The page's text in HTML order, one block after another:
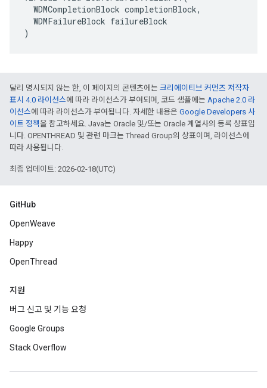
  WDMCompletionBlock completionBlock,
  WDMFailureBlock failureBlock
)
달리 명시되지 않는 한, 이 페이지의 콘텐츠에는 크리에이티브 커먼즈 저작자
표시 4.0 라이선스에 따라 라이선스가 부여되며, 코드 샘플에는 Apache 2.0 라
이선스에 따라 라이선스가 부여됩니다. 자세한 내용은 Google Developers 사
이트 정책을 참고하세요. Java는 Oracle 및/또는 Oracle 계열사의 등록 상표입
니다. OPENTHREAD 및 관련 마크는 Thread Group의 상표이며, 라이선스에
따라 사용됩니다.
최종 업데이트: 2026-02-18(UTC)
GitHub
OpenWeave
Happy
OpenThread
지원
버그 신고 및 기능 요청
Google Groups
Stack Overflow